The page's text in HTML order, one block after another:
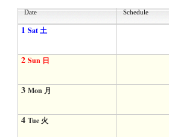
Date Schedule
1 Sat 土
2 Sun 日
3 Mon 月
4 Tue 火